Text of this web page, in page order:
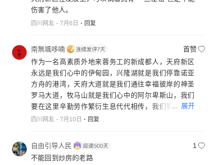
伤害了他人。
四川网友 7月6日 回复
南無颯哆喃
首赞
作为一名高素质外地来蓉务工的新成都人，天府新区
永远是我们心中的伊甸园，兴隆湖就是我们停靠诺亚
方舟的港湾，天府大道就是我们通往幸福彼岸的神圣
罗马大道，牧马山就是我们心中的阿尔卑斯山，我们
要在这里辛勤劳作繁衍生息代代相传，我们要响应号
召——举全川之力发展天府新区，为成都的发展贡献
成都的未来由我们主宰！以前你们瞧不起我们现在你
们高攀不起我们，我们不卑不亢昂首挺胸往前走！我
们感谢昨天珍惜今天拥抱明天，我自豪我骄傲
... 展开
四川网友 7月10日 回复
自由引导人民
1
不能回到炒房的老路